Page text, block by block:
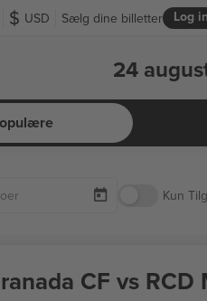
USD Log
Sælg dine billetter
24
Kun
CF vs RCD